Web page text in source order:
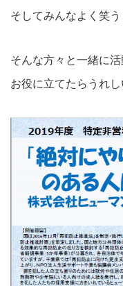
そしてみんなよく笑う
そんな方々と一緒に
お役に立てたらうれし